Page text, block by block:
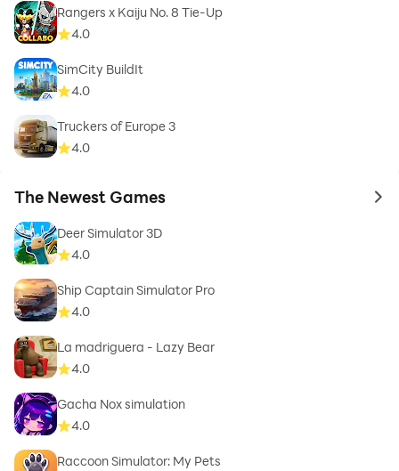
Rangers x Kaiju No. 8 Tie-Up
4.0
SimCity BuildIt
4.0
Truckers of Europe 3
4.0
The Newest Games to
Deer Simulator 3D
4.0
Ship Captain Simulator Pro
4.0
La madriguera - Lazy Bear
4.0
Gacha Nox simulation
4.0
Raccoon Simulator: My Pets